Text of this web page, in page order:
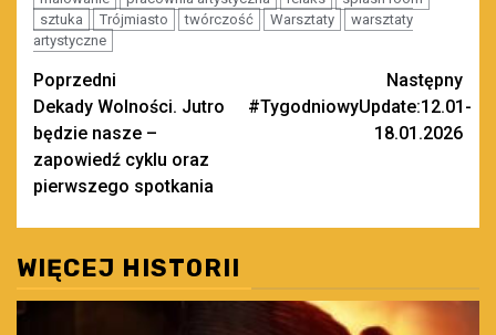
sztuka
Trójmiasto twórczość Warsztaty
warsztaty
artystyczne
Zobacz
wpisy
Poprzedni
Dekady Wolności. Jutro
będzie nasze –
zapowiedź cyklu oraz
pierwszego spotkania
Następny
#TygodniowyUpdate:12.01-
18.01.2026
WIĘCEJ HISTORII